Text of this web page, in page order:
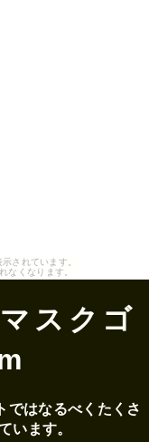
されています。
なくなります。
スクゴ
ではなるべくたくさ
います。